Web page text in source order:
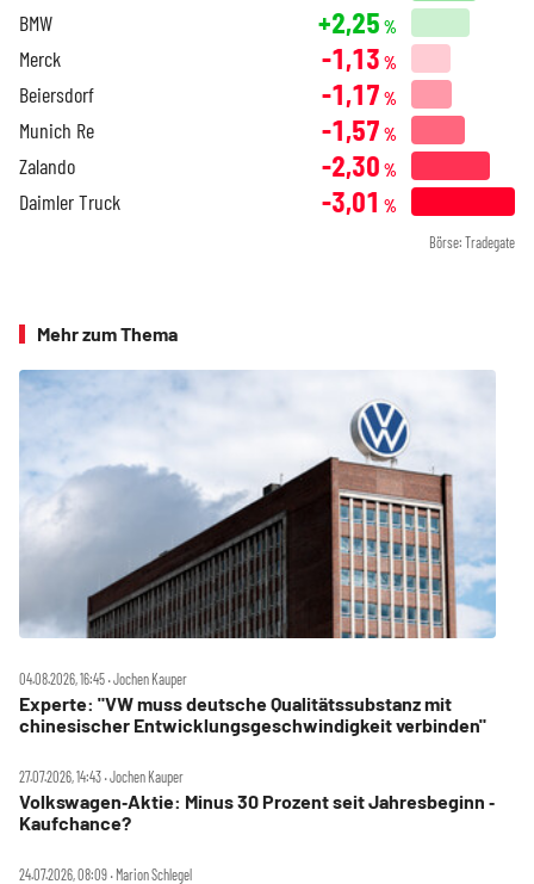
BMW +2,25 %
Merck -1,13 %
Beiersdorf -1,17 %
Munich Re -1,57 %
Zalando -2,30 %
Daimler Truck -3,01 %
Börse: Tradegate
Mehr zum Thema
04.08.2026, 16:45 ‧ Jochen Kauper
Experte: "VW muss deutsche Qualitätssubstanz mit
chinesischer Entwicklungsgeschwindigkeit verbinden"
27.07.2026, 14:43 ‧ Jochen Kauper
Volkswagen‑Aktie: Minus 30 Prozent seit Jahresbeginn ‑
Kaufchance?
24.07.2026, 08:09 ‧ Marion Schlegel